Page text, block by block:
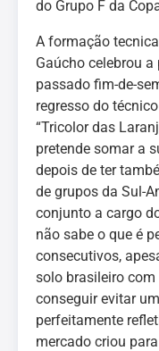
do Grupo F da
A formação
Gaúcho celebrou
passado fim-de-
regresso do
“Tricolor das
pretende somar a
depois de ter
de grupos da Sul-
conjunto a cargo
não sabe o que é
consecutivos,
solo brasileiro
conseguir evitar
perfeitamente
mercado criou